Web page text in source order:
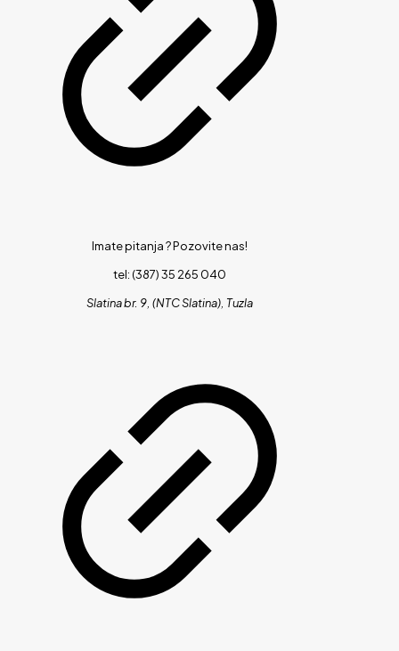
Imate pitanja ?Pozovite nas!
tel: (387) 35 265 040
Slatina br. 9, (NTC Slatina), Tuzla